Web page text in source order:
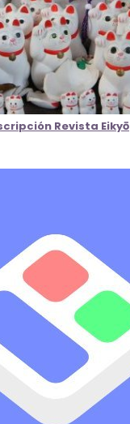
Revista Eikyō